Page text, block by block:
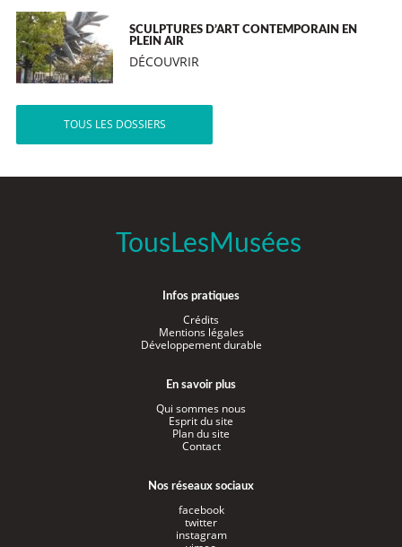
SCULPTURES D’ART CONTEMPORAIN EN
PLEIN AIR
DÉCOUVRIR
TOUS LES DOSSIERS
TousLesMusées
Infos pratiques
Crédits
Mentions légales
Développement durable
En savoir plus
Qui sommes nous
Esprit du site
Plan du site
Contact
Nos réseaux sociaux
facebook
twitter
instagram